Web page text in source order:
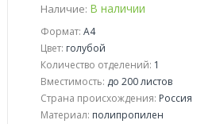
Наличие: В наличии
Формат: А4
Цвет: голубой
Количество отделений: 1
Вместимость: до 200 листов
Страна происхождения: Россия
Материал: полипропилен